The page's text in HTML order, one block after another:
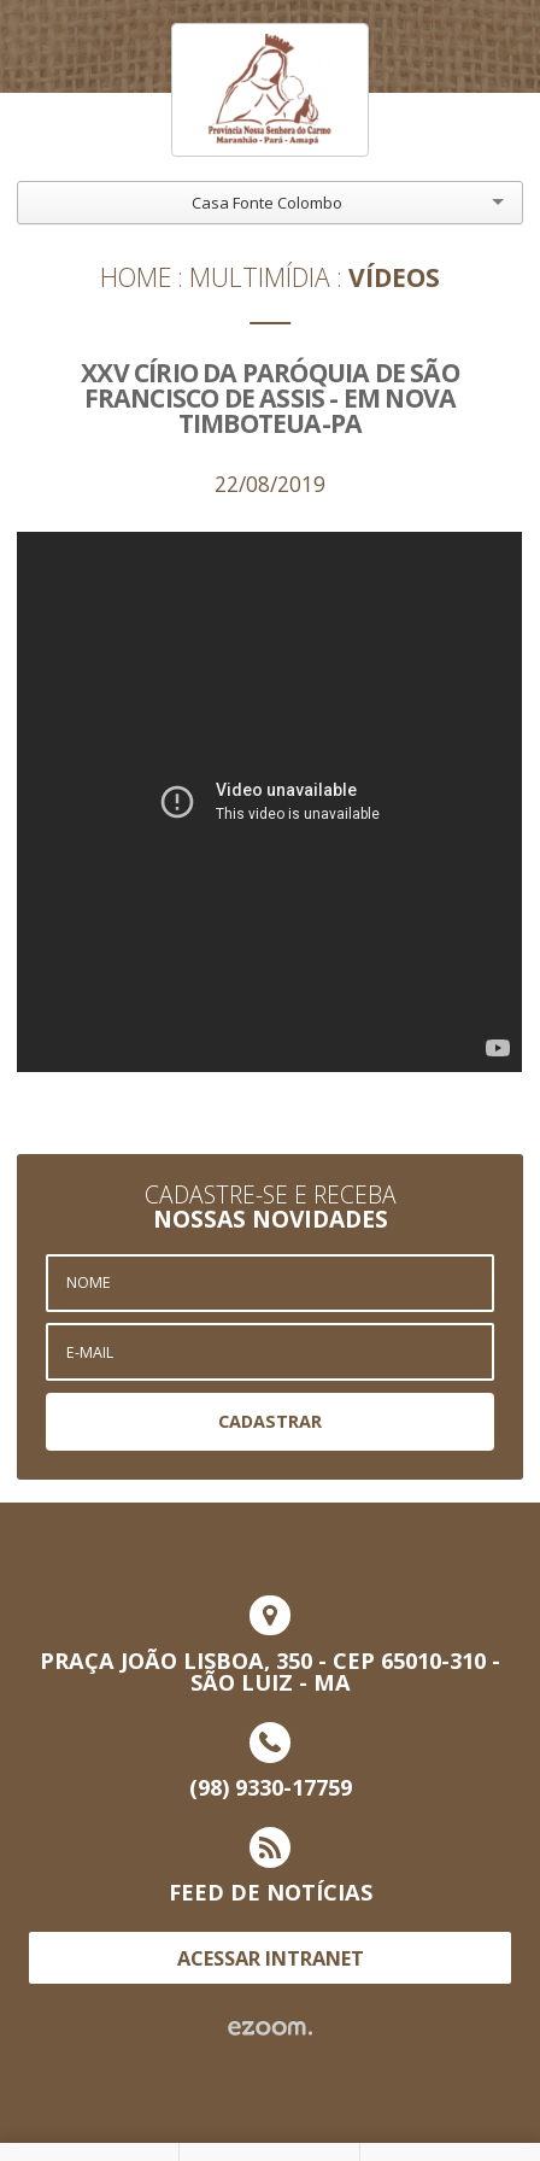
Casa Fonte Colombo
HOME MULTIMÍDIA VÍDEOS
XXV CÍRIO DA PARÓQUIA DE SÃO
FRANCISCO DE ASSIS - EM NOVA
TIMBOTEUA-PA
22/08/2019
CADASTRE-SE E RECEBA
NOSSAS NOVIDADES
CADASTRAR
PRAÇA JOÃO LISBOA, 350 - CEP 65010-310 -
SÃO LUIZ - MA
(98) 9330-17759
FEED DE NOTÍCIAS
ACESSAR INTRANET